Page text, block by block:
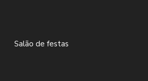
Salão de festas